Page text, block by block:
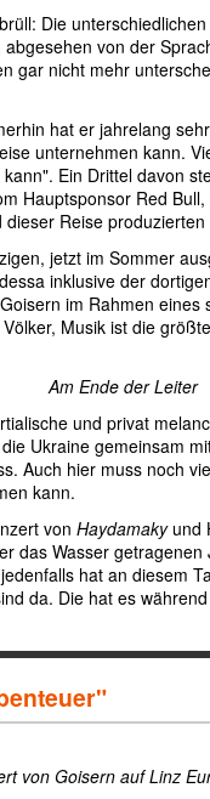
Die
von der
gar nicht mehr
hat er jahrelang
unternehmen kann.
Ein Drittel davon
Hauptsponsor Red
Reise
jetzt im Sommer
inklusive der
im Rahmen eines
Musik ist die
Am Ende der Leiter
und privat
Ukraine gemeinsam
Auch hier muss noch
kann.
von Haydamakyund
das Wasser
hat an diesem
da. Die hat es
von Goisern auf Linz